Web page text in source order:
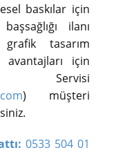
baskılar için
ilanı
tasarım
için
Servisi
) müşteri
0533 504 01